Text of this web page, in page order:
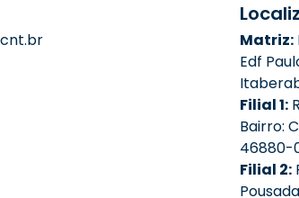
Matriz:
Edf
Filial 1:
Bairro:
46880-
Filial 2: